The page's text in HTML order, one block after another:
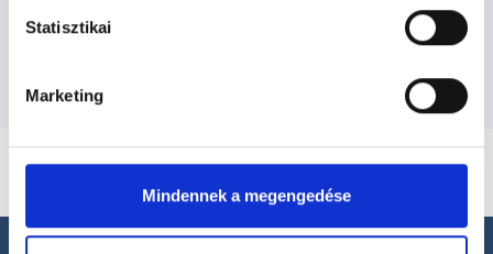
Statisztikai
Marketing
Mindennek a megengedése
Budapesti és vidéki bőrgyógyász orvosok